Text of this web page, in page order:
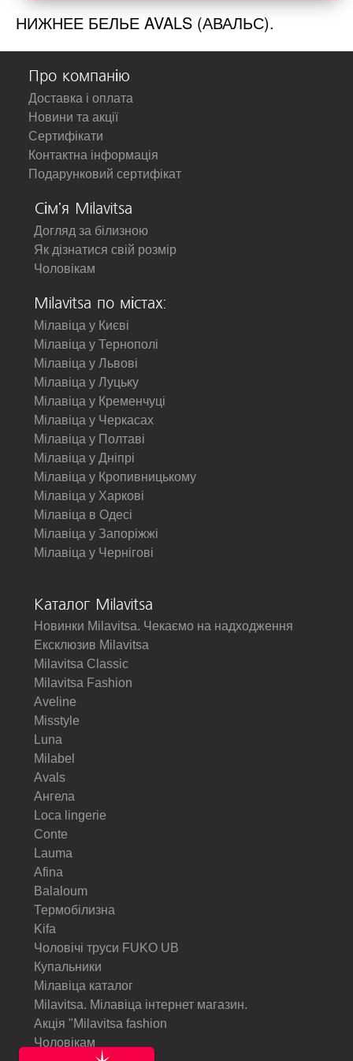
НИЖНЕЕ БЕЛЬЕ AVALS (АВАЛЬС).
Про компанію
Доставка і оплата
Новини та акції
Сертифікати
Контактна інформація
Подарунковий сертифікат
Сім'я Milavitsa
Догляд за білизною
Як дізнатися свій розмір
Чоловікам
Milavitsa по містах:
Мілавіца у Києві
Мілавіца у Тернополі
Мілавіца у Львові
Мілавіца у Луцьку
Мілавіца у Кременчуці
Мілавіца у Черкасах
Мілавіца у Полтаві
Мілавіца у Дніпрі
Мілавіца у Кропивницькому
Мілавіца у Харкові
Мілавіца в Одесі
Мілавіца у Запоріжжі
Мілавіца у Чернігові
Каталог Milavitsa
Новинки Milavitsa. Чекаємо на надходження
Ексклюзив Milavitsa
Milavitsa Classic
Milavitsa Fashion
Aveline
Misstyle
Luna
Milabel
Avals
Ангела
Loca lingerie
Conte
Lauma
Afina
Balaloum
Термобілизна
Kifa
Чоловічі труси FUKO UB
Купальники
Мілавіца каталог
Milavitsa. Мілавіца інтернет магазин.
Акція "Milavitsa fashion
Чоловікам